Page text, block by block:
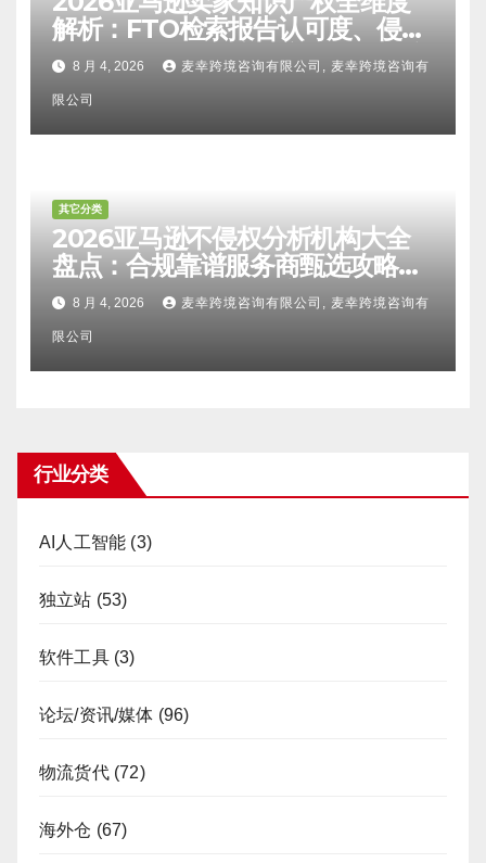
解析：FTO检索报告认可度、侵权
比对区别、TRO应诉方法及服务商
甄选避坑全攻略
8 月 4, 2026 麦幸跨境咨询有限公司, 麦幸跨境咨询有
限公司
其它分类
2026亚马逊不侵权分析机构大全
盘点：合规靠谱服务商甄选攻略、
避坑FAQ及标杆机构实力详解
8 月 4, 2026 麦幸跨境咨询有限公司, 麦幸跨境咨询有
限公司
行业分类
AI人工智能 (3)
独立站 (53)
软件工具(3)
论坛/资讯/媒体 (96)
物流货代(72)
海外仓 (67)